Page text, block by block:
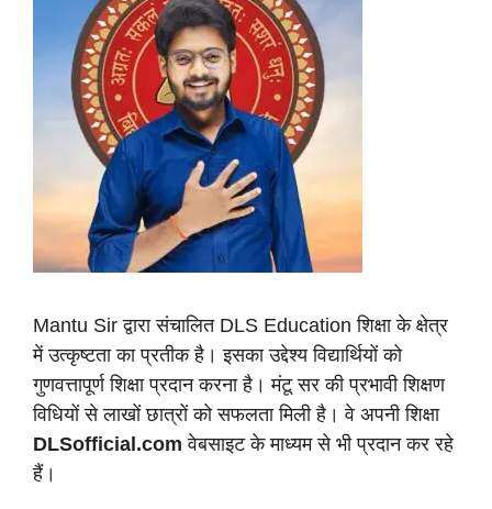
Mantu Sir द्वारा संचालित DLS Education शिक्षा के क्षेत्र
में उत्कृष्टता का प्रतीक है। इसका उद्देश्य विद्यार्थियों को
गुणवत्तापूर्ण शिक्षा प्रदान करना है। मंटू सर की प्रभावी शिक्षण
विधियों से लाखों छात्रों को सफलता मिली है। वे अपनी शिक्षा
DLSofficial.com वेबसाइट के माध्यम से भी प्रदान कर रहे
हैं।